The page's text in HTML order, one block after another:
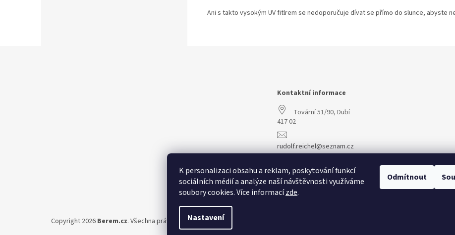
K personalizaci obsahu a reklam, poskytování funkcí
sociálních médií a analýze naší návštěvnosti využíváme
soubory cookies. Více informacízde.
Nastavení
Odmítnout
Ani s takto vysokým UV fitlrem se nedoporučuje dívat se přímo do slunce, abyste
Kontaktní informace
Tovární 51/90, Dubí
417 02
rudolf.reichel@seznam.cz
Copyright 2026 Berem.cz. Všechna práva vyhrazena.Upravit nastavení cookies